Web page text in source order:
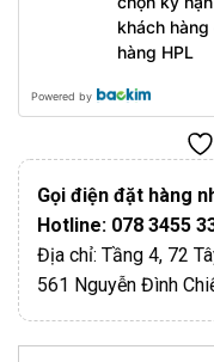
khách
hàng HPL
Powered by
Gọi điện đặt hàng
Hotline: 078 3455
Địa chỉ: Tầng 4, 72
561 Nguyễn Đình